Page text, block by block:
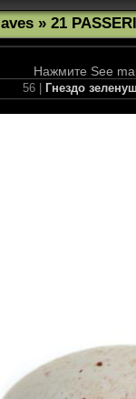
aves » 21
Нажмите See
56 | Гнездо